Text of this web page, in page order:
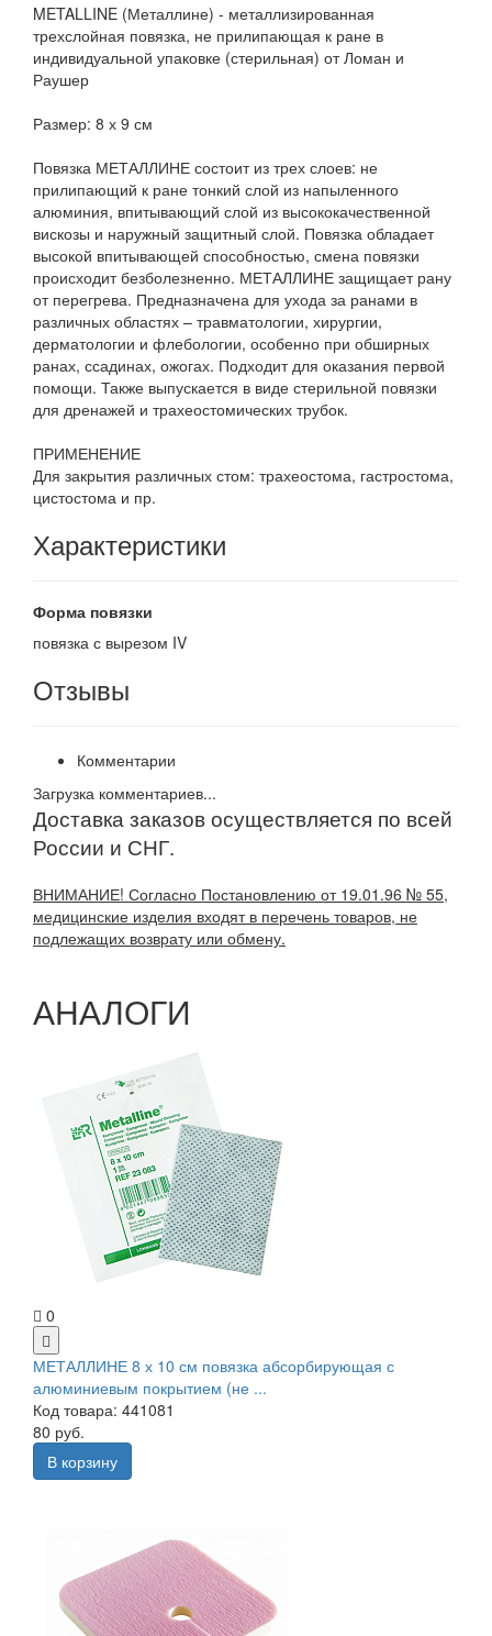
METALLINE (Металлине) - металлизированная
трехслойная повязка, не прилипающая к ране в
индивидуальной упаковке (стерильная) от Ломан и
Раушер
Размер: 8 х 9 см
Повязка МЕТАЛЛИНЕ состоит из трех слоев: не
прилипающий к ране тонкий слой из напыленного
алюминия, впитывающий слой из высококачественной
вискозы и наружный защитный слой. Повязка обладает
высокой впитывающей способностью, смена повязки
происходит безболезненно. МЕТАЛЛИНЕ защищает рану
от перегрева. Предназначена для ухода за ранами в
различных областях – травматологии, хирургии,
дерматологии и флебологии, особенно при обширных
ранах, ссадинах, ожогах. Подходит для оказания первой
помощи. Также выпускается в виде стерильной повязки
для дренажей и трахеостомических трубок.
ПРИМЕНЕНИЕ
Для закрытия различных стом: трахеостома, гастростома,
цистостома и пр.
Характеристики
Форма повязки
повязка с вырезом IV
Отзывы
Комментарии
Загрузка комментариев...
Доставка заказов осуществляется по всей
России и СНГ.
ВНИМАНИЕ! Согласно Постановлению от 19.01.96 № 55,
медицинские изделия входят в перечень товаров, не
подлежащих возврату или обмену.
АНАЛОГИ
0
МЕТАЛЛИНЕ 8 х 10 см повязка абсорбирующая с
алюминиевым покрытием (не ...
Код товара: 441081
80 руб.
В корзину